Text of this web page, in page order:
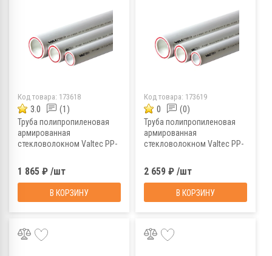
Код товара: 173618
3.0 (1)
Труба полипропиленовая
армированная
стекловолокном Valtec PP-
4 м, 40х5,
...
1 865 ₽ /шт
В КОРЗИНУ
Код товара: 173619
0 (0)
Труба полипропиленовая
армированная
стекловолокном Valtec PP-
4 м, 50х6,
...
2 659 ₽ /шт
В КОРЗИНУ